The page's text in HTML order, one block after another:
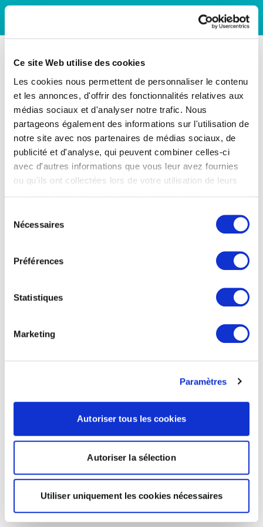
Ce site Web utilise des cookies
Les cookies nous permettent de personnaliser le contenu
et les annonces, d'offrir des fonctionnalités relatives aux
médias sociaux et d'analyser notre trafic. Nous
partageons également des informations sur l'utilisation de
notre site avec nos partenaires de médias sociaux, de
publicité et d'analyse, qui peuvent combiner celles-ci
avec d'autres informations que vous leur avez fournies
ou qu'ils ont collectées lors de votre utilisation de leurs
Nécessaires
Préférences
Statistiques
Marketing
Paramètres
Autoriser tous les cookies
Autoriser la sélection
Utiliser uniquement les cookies nécessaires